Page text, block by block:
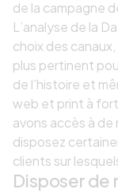
de la campagne
L’analyse de la
choix des
plus pertinent
de l’histoire et
web et print à
avons accès à
disposez
clients sur
Disposer de